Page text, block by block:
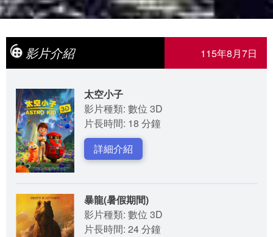
影片介紹 115年8月7日
太空小子
影片種類: 數位 3D
片長時間: 18 分鐘
詳細介紹
暴龍(暑假期間)
影片種類: 數位 3D
片長時間: 24 分鐘